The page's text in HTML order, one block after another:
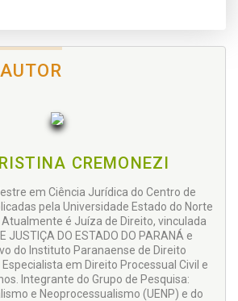
CREMONEZI
em Ciência Jurídica do Centro de
pela Universidade Estado do Norte
Atualmente é Juíza de Direito, vinculada
JUSTIÇA DO ESTADO DO PARANÁ e
do Instituto Paranaense de Direito
Especialista em Direito Processual Civil e
Integrante do Grupo de Pesquisa:
e Neoprocessualismo (UENP) e do